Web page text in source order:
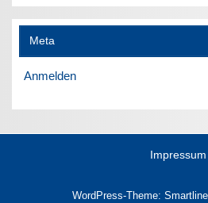
Meta
Anmelden
Impressum
WordPress-Theme: